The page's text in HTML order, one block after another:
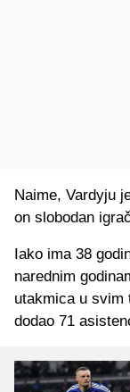
Naime, Vardyju
on slobodan
Iako ima 38
narednim
utakmica u svim
dodao 71